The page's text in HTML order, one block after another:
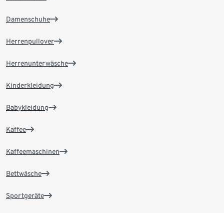
Damenschuhe
Herrenpullover
Herrenunterwäsche
Kinderkleidung
Babykleidung
Kaffee
Kaffeemaschinen
Bettwäsche
Sportgeräte